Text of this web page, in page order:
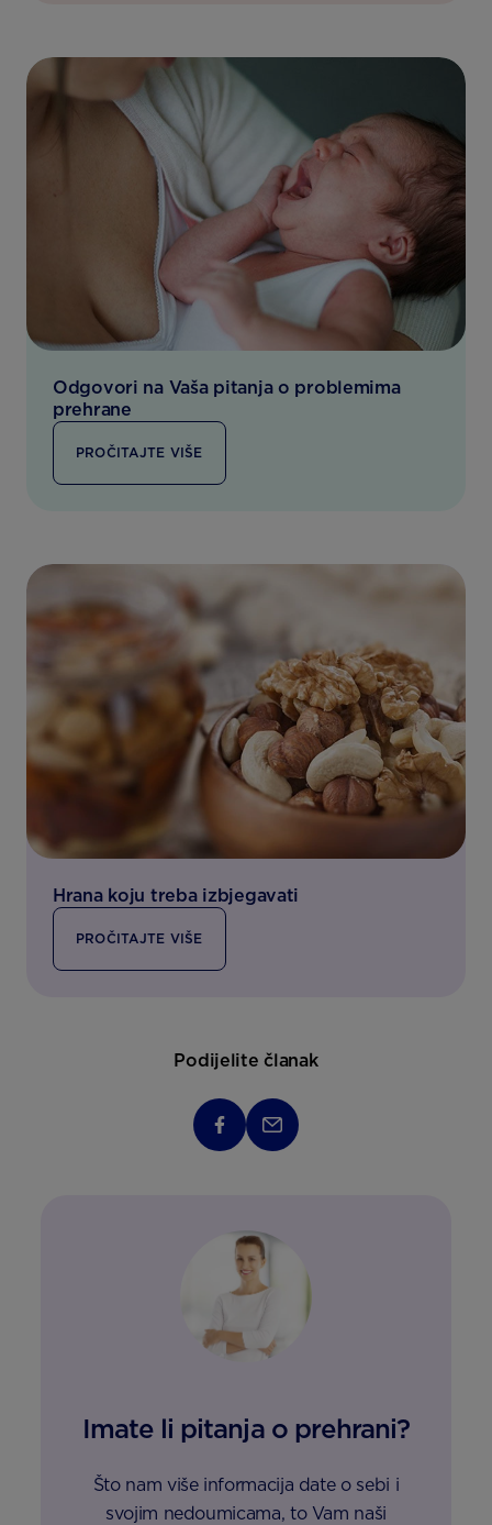
Odgovori na Vaša pitanja o problemima
prehrane
PROČITAJTE VIŠE
Hrana koju treba izbjegavati
PROČITAJTE VIŠE
Podijelite članak
Imate li pitanja o prehrani?
Što nam više informacija date o sebi i
svojim nedoumicama, to Vam naši